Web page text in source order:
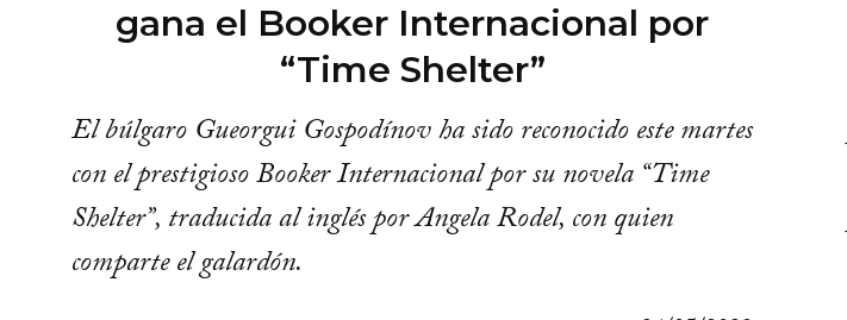
gana el Booker Internacional por
“Time Shelter”
El búlgaro Gueorgui Gospodínov ha sido reconocido este martes
con el prestigioso Booker Internacional por su novela “Time
Shelter”, traducida al inglés por Angela Rodel, con quien
comparte el galardón.